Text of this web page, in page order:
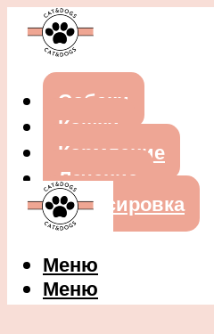
Собаки
Кошки
Кормление
Лечение
Дрессировка
Меню
Меню